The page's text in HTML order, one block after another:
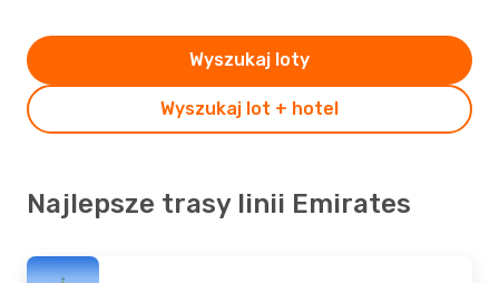
Wyszukaj lot + hotel
Wyszukaj loty
Najlepsze trasy linii Emirates